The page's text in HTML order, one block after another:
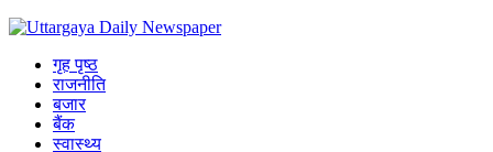
गृह पृष्ठ
राजनीति
बजार
बैंक
स्वास्थ्य